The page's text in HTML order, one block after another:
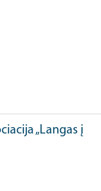
„Langas į